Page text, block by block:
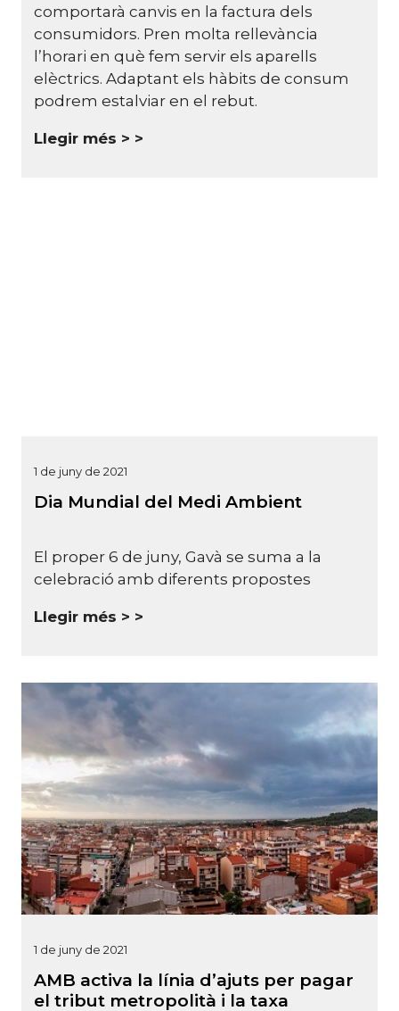
comportarà canvis en la factura dels
consumidors. Pren molta rellevància
l’horari en què fem servir els aparells
elèctrics. Adaptant els hàbits de consum
podrem estalviar en el rebut.
Llegir més >
1 de juny de 2021
Dia Mundial del Medi Ambient
El proper 6 de juny, Gavà se suma a la
celebració amb diferents propostes
Llegir més >
1 de juny de 2021
AMB activa la línia d’ajuts per pagar
el tribut metropolità i la taxa